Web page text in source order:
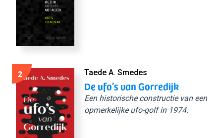
2 Taede A. Smedes
De ufo’s van Gorredijk
Een historische constructie van een
opmerkelijke ufo-golf in 1974.